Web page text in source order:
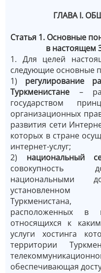
ГЛАВА I.
Статья 1. Основные
в настоящем
1. Для целей
следующие основные
1) регулирование
Туркменистане –
государством
организационных
развития сети
которых в стране
интернет-услуг;
2) национальный
совокупность
национальными
установленном
Туркменистана,
расположенных
относящихся к
услуги хостинга
территории
обеспечивающая